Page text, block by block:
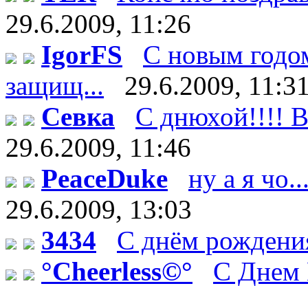
29.6.2009, 11:26
IgorFS
С новым
защищ...
29.6.2009,
Севка
С днюхой!!!!
29.6.2009, 11:46
PeaceDuke
ну а я
29.6.2009, 13:03
3434
С днём
°Cheerless©°
C Днем